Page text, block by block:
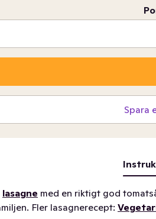
Spara
lasagne med en riktigt god
Fler lasagnerecept: